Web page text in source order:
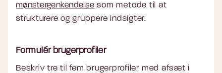
mønstergenkendelse som metode til at
strukturere og gruppere indsigter.
Formulér brugerprofiler
Beskriv tre til fem brugerprofiler med afsæt i